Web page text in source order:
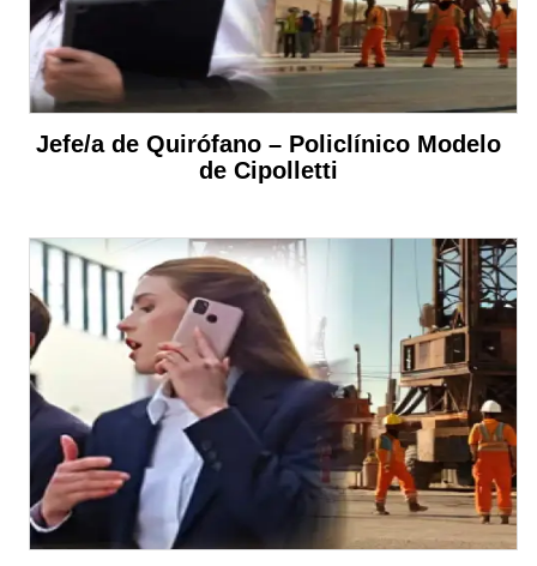
Jefe/a de Quirófano – Policlínico Modelo
de Cipolletti